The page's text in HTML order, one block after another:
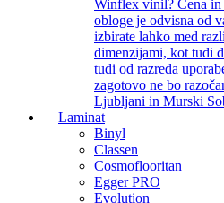
Winflex vinil? Cena
obloge je odvisna od
izbirate lahko med
dimenzijami, kot tudi
tudi od razreda
zagotovo ne bo
Ljubljani in Murski
Laminat
Binyl
Classen
Cosmoflooritan
Egger PRO
Evolution